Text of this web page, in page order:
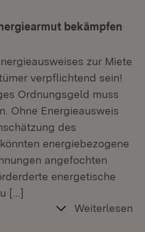
bekämpfen
zur Miete
verpflichtend sein!
Ordnungsgeld muss
Ohne Energieausweis
des
energiebezogene
angefochten
energetische
[…]
Weiterlesen